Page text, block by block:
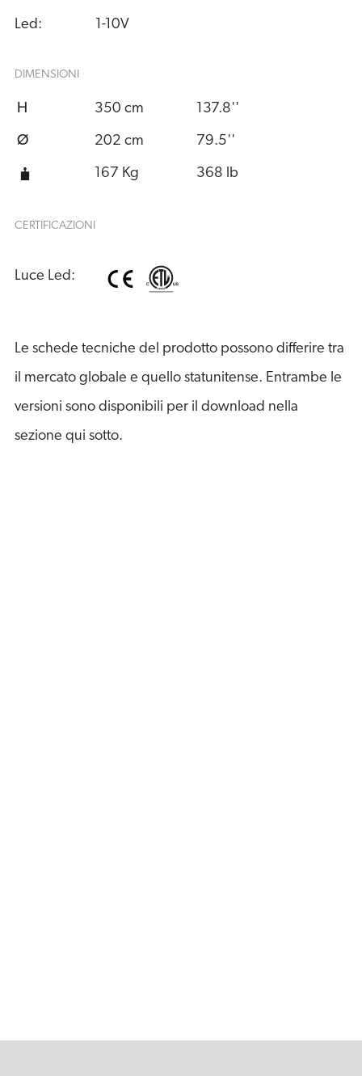
Led: 1-10V
DIMENSIONI
H 350 cm 137.8''
Ø 202 cm 79.5''
167 Kg 368 lb
CERTIFICAZIONI
Luce Led:
Le schede tecniche del prodotto possono differire tra
il mercato globale e quello statunitense. Entrambe le
versioni sono disponibili per il download nella
sezione qui sotto.